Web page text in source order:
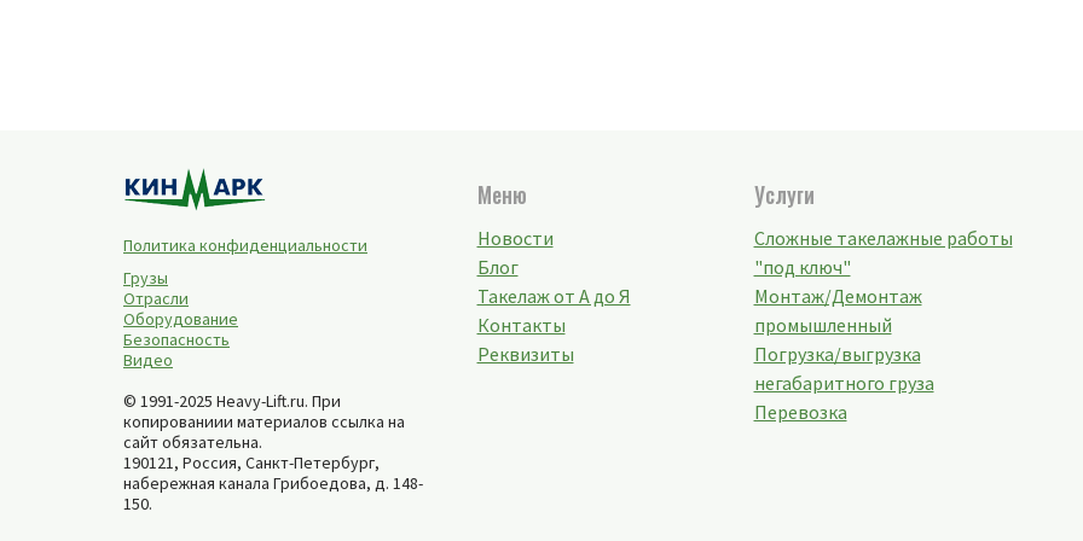
Политика конфиденциальности
Грузы
Отрасли
Оборудование
Безопасность
Видео
© 1991-2025 Heavy-Lift.ru. При
копированиии материалов ссылка на
сайт обязательна.
190121, Россия, Санкт-Петербург,
набережная канала Грибоедова, д. 148-
150.
Меню
Новости
Блог
Такелаж от А до Я
Контакты
Реквизиты
Услуги
Сложные такелажные работы
"под ключ"
Монтаж/Демонтаж
промышленный
Погрузка/выгрузка
негабаритного груза
Перевозка